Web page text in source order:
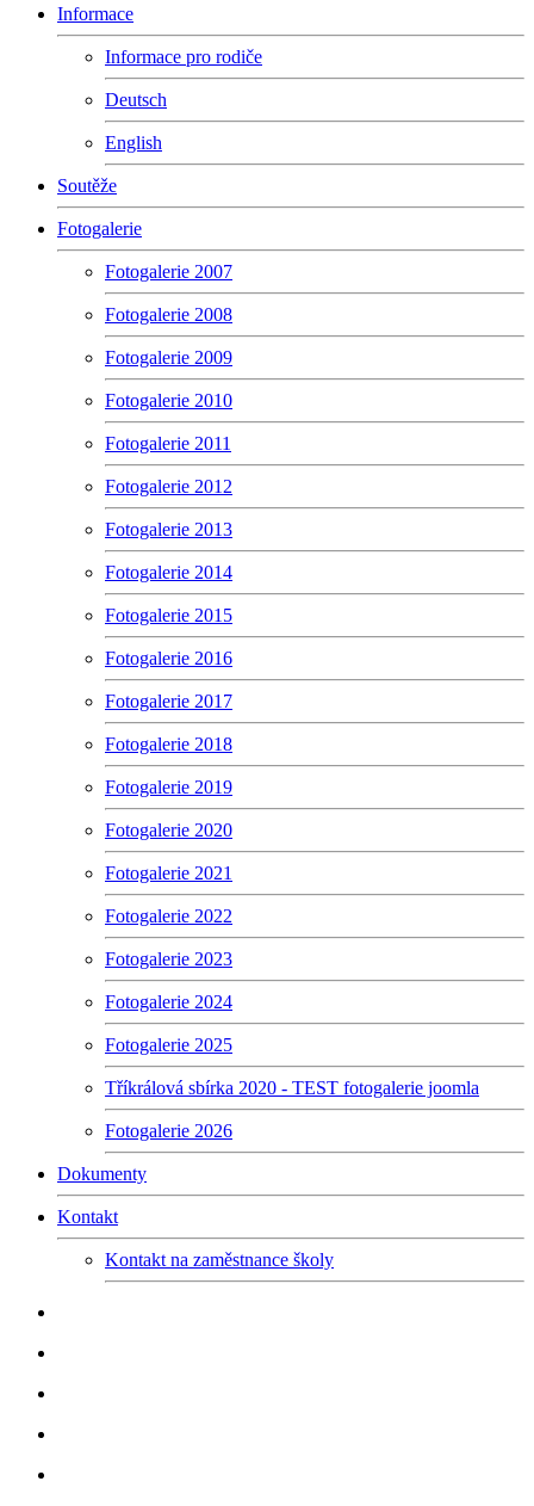
Informace
Informace pro rodiče
Deutsch
English
Soutěže
Fotogalerie
Fotogalerie 2007
Fotogalerie 2008
Fotogalerie 2009
Fotogalerie 2010
Fotogalerie 2011
Fotogalerie 2012
Fotogalerie 2013
Fotogalerie 2014
Fotogalerie 2015
Fotogalerie 2016
Fotogalerie 2017
Fotogalerie 2018
Fotogalerie 2019
Fotogalerie 2020
Fotogalerie 2021
Fotogalerie 2022
Fotogalerie 2023
Fotogalerie 2024
Fotogalerie 2025
Tříkrálová sbírka 2020 - TEST fotogalerie joomla
Fotogalerie 2026
Dokumenty
Kontakt
Kontakt na zaměstnance školy